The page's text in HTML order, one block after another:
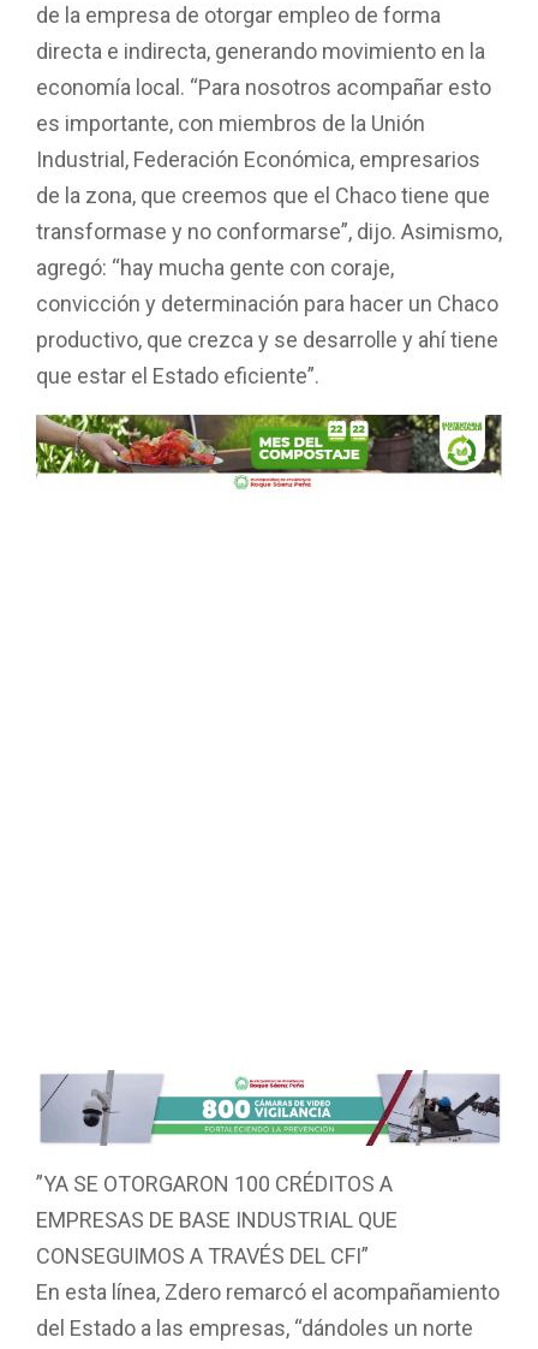
de la empresa de otorgar empleo de forma
directa e indirecta, generando movimiento en la
economía local. “Para nosotros acompañar esto
es importante, con miembros de la Unión
Industrial, Federación Económica, empresarios
de la zona, que creemos que el Chaco tiene que
transformase y no conformarse”, dijo. Asimismo,
agregó: “hay mucha gente con coraje,
convicción y determinación para hacer un Chaco
productivo, que crezca y se desarrolle y ahí tiene
que estar el Estado eficiente”.
”YA SE OTORGARON 100 CRÉDITOS A
EMPRESAS DE BASE INDUSTRIAL QUE
CONSEGUIMOS A TRAVÉS DEL CFI”
En esta línea, Zdero remarcó el acompañamiento
del Estado a las empresas, “dándoles un norte